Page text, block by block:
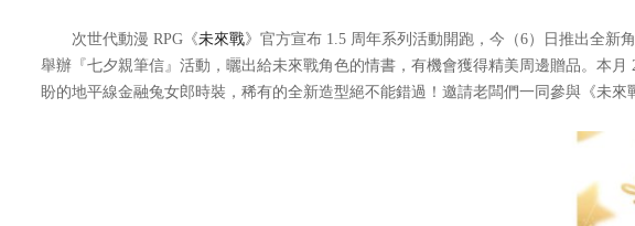
次世代動漫 RPG《未來戰》官方宣布 1.5 周年系列活動開跑，今（6）日推出全新
舉辦『七夕親筆信』活動，曬出給未來戰角色的情書，有機會獲得精美周邊贈品。本
盼的地平線金融兔女郎時裝，稀有的全新造型絕不能錯過！邀請老闆們一同參與《未來